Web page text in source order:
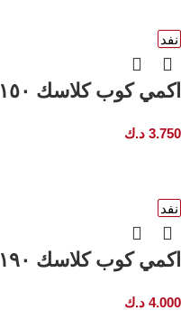
نفد
اكمي كوب كلاسك ١٥٠ ملي ابيض
3.750 د.ك
نفد
اكمي كوب كلاسك ١٩٠ ملي اخضر
4.000 د.ك